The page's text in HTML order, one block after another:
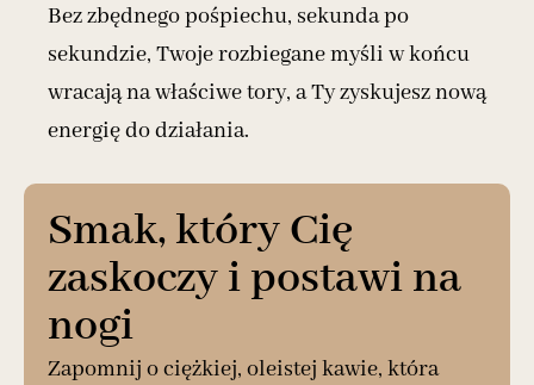
Bez zbędnego pośpiechu, sekunda po
sekundzie, Twoje rozbiegane myśli w końcu
wracają na właściwe tory, a Ty zyskujesz nową
energię do działania.
Smak, który Cię
zaskoczy i postawi na
nogi
Zapomnij o ciężkiej, oleistej kawie, która